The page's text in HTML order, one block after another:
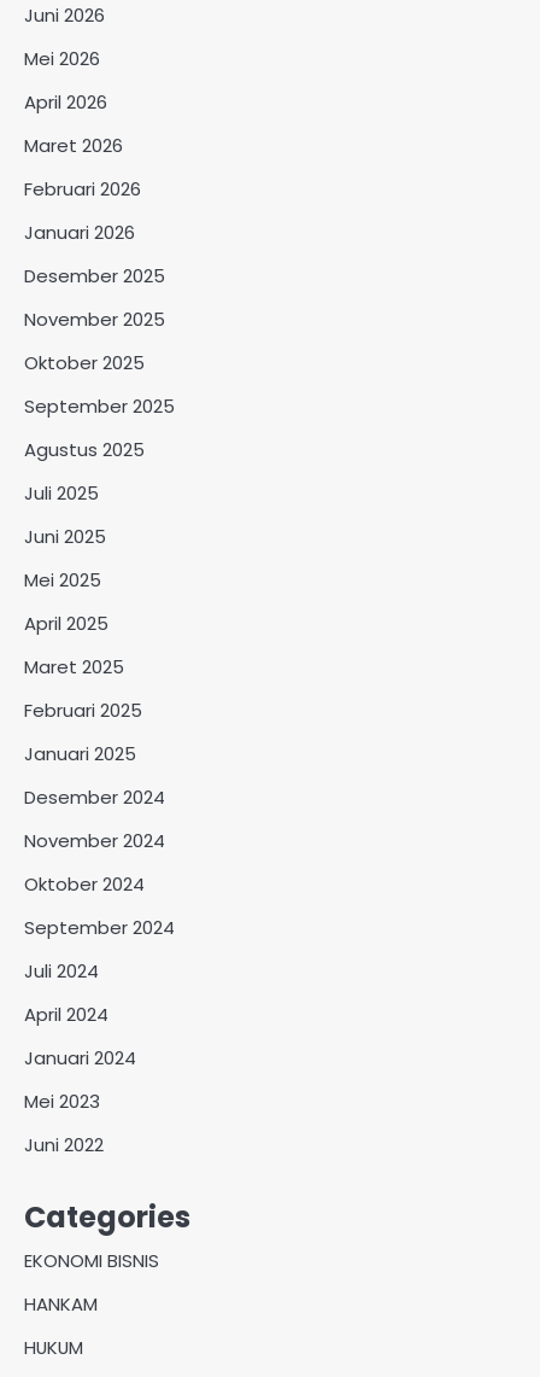
Juni 2026
Mei 2026
April 2026
Maret 2026
Februari 2026
Januari 2026
Desember 2025
November 2025
Oktober 2025
September 2025
Agustus 2025
Juli 2025
Juni 2025
Mei 2025
April 2025
Maret 2025
Februari 2025
Januari 2025
Desember 2024
November 2024
Oktober 2024
September 2024
Juli 2024
April 2024
Januari 2024
Mei 2023
Juni 2022
Categories
EKONOMI BISNIS
HANKAM
HUKUM